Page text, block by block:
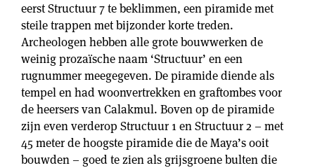
eerst Structuur 7 te beklimmen, een piramide met
steile trappen met bijzonder korte treden.
Archeologen hebben alle grote bouwwerken de
weinig prozaïsche naam ‘Structuur’ en een
rugnummer meegegeven. De piramide diende als
tempel en had woonvertrekken en graftombes voor
de heersers van Calakmul. Boven op de piramide
zijn even verderop Structuur 1 en Structuur 2 – met
45 meter de hoogste piramide die de Maya’s ooit
bouwden – goed te zien als grijsgroene bulten die